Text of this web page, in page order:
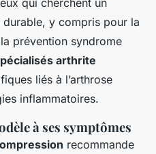
qui cherchent un
y compris pour la
prévention syndrome
arthrite
liés à l’arthrose
inflammatoires.
à ses symptômes
recommande